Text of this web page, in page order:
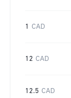
1 CAD
12 CAD
12.5 CAD